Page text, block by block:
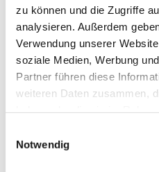
zu können und die Zugriffe
analysieren. Außerdem
Verwendung unserer
soziale Medien, Werbung
Partner führen diese
weiteren Daten zusammen,
Notwendig